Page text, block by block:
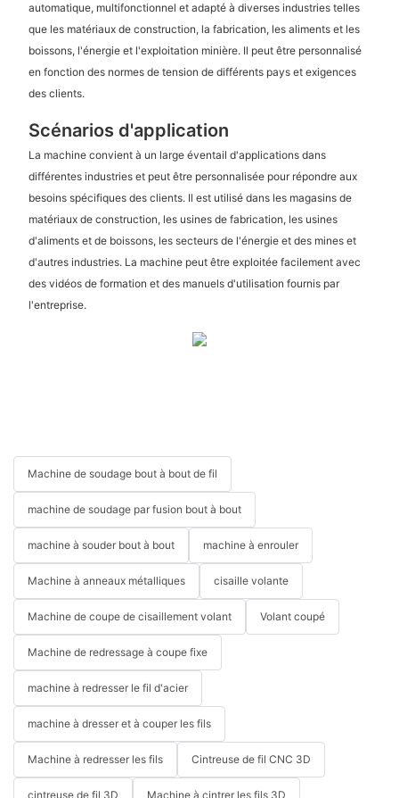
automatique, multifonctionnel et adapté à diverses industries telles
que les matériaux de construction, la fabrication, les aliments et les
boissons, l'énergie et l'exploitation minière. Il peut être personnalisé
en fonction des normes de tension de différents pays et exigences
des clients.
Scénarios d'application
La machine convient à un large éventail d'applications dans
différentes industries et peut être personnalisée pour répondre aux
besoins spécifiques des clients. Il est utilisé dans les magasins de
matériaux de construction, les usines de fabrication, les usines
d'aliments et de boissons, les secteurs de l'énergie et des mines et
d'autres industries. La machine peut être exploitée facilement avec
des vidéos de formation et des manuels d'utilisation fournis par
l'entreprise.
Machine de soudage bout à bout de fil
machine de soudage par fusion bout à bout
machine à souder bout à bout machine à enrouler
Machine à anneaux métalliques cisaille volante
Machine de coupe de cisaillement volant Volant coupé
Machine de redressage à coupe fixe
machine à redresser le fil d'acier
machine à dresser et à couper les fils
Machine à redresser les fils Cintreuse de fil CNC 3D
cintreuse de fil 3D Machine à cintrer les fils 3D